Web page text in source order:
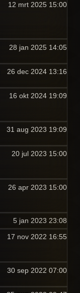
12 mrt 2025 15:00
28 jan 2025 14:05
26 dec 2024 13:16
16 okt 2024 19:09
31 aug 2023 19:09
20 jul 2023 15:00
26 apr 2023 15:00
5 jan 2023 23:08
17 nov 2022 16:55
30 sep 2022 07:00